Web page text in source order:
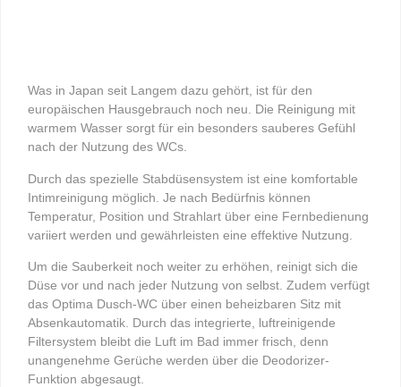
Was in Japan seit Langem dazu gehört, ist für den
europäischen Hausgebrauch noch neu. Die Reinigung mit
warmem Wasser sorgt für ein besonders sauberes Gefühl
nach der Nutzung des WCs.
Durch das spezielle Stabdüsensystem ist eine komfortable
Intimreinigung möglich. Je nach Bedürfnis können
Temperatur, Position und Strahlart über eine Fernbedienung
variiert werden und gewährleisten eine effektive Nutzung.
Um die Sauberkeit noch weiter zu erhöhen, reinigt sich die
Düse vor und nach jeder Nutzung von selbst. Zudem verfügt
das Optima Dusch-WC über einen beheizbaren Sitz mit
Absenkautomatik. Durch das integrierte, luftreinigende
Filtersystem bleibt die Luft im Bad immer frisch, denn
unangenehme Gerüche werden über die Deodorizer-
Funktion abgesaugt.